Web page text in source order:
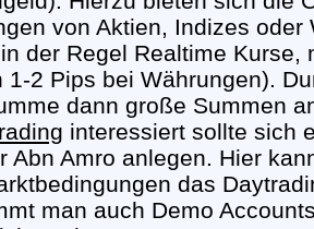
von Aktien, Indizes
in der Regel Realtime
1-2 Pips bei Währungen).
dann große Summen
interessiert sollte sich
Abn Amro anlegen. Hier
das
man auch Demo